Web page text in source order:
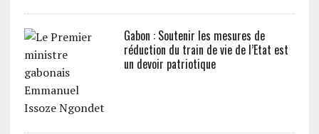
Gabon : Soutenir les mesures de
réduction du train de vie de l’Etat est
un devoir patriotique